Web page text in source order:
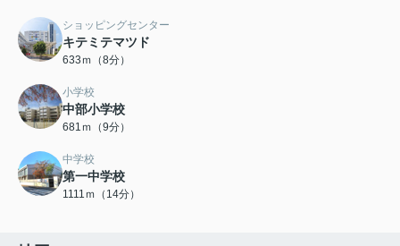
ショッピングセンター
キテミテマツド
633ｍ（8分）
小学校
中部小学校
681ｍ（9分）
中学校
第一中学校
1111ｍ（14分）